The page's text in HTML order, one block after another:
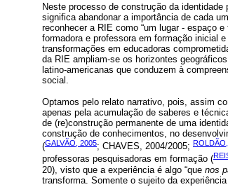
Neste processo de construção da
significa abandonar a importância de cada
reconhecer a RIE como “um lugar - espaço
formadora e professora em formação inicial
transformações em educadoras
da RIE ampliam-se os horizontes
latino-americanas que conduzem à
social.
Optamos pelo relato narrativo, pois, assim
apenas pela acumulação de saberes e
de (re)construção permanente de uma
construção de conhecimentos, no
(GALVÃO, 2005; CHAVES, 2004/2005;
professoras pesquisadoras em formação (
20), visto que a experiência é algo “que nos
transforma. Somente o sujeito da